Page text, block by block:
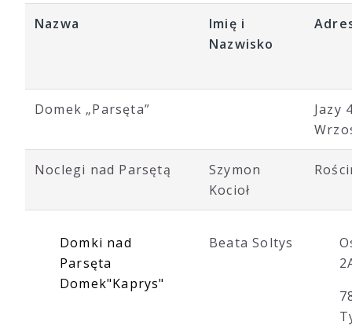
Nazwa
Imię i
Nazwisko
Domek „Parsęta”
Jazy
Noclegi nad Parsętą
Szymon
Kocioł
Domki nad
Parsęta
Domek"Kaprys"
Beata Soltys